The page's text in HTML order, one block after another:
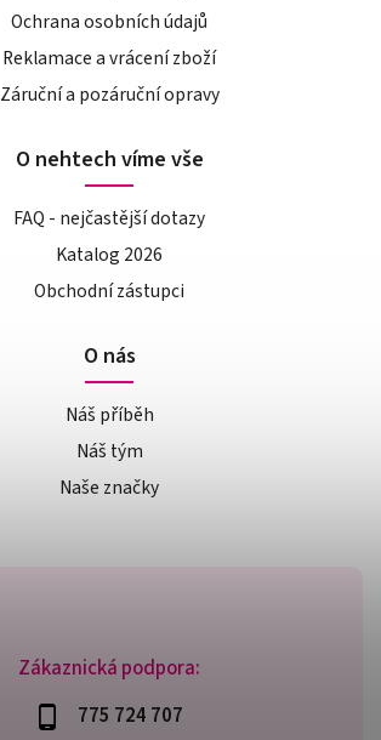
Zákaznická podpora:
775 724 707
Ochrana osobních údajů
Reklamace a vrácení zboží
Záruční a pozáruční opravy
O nehtech víme vše
FAQ - nejčastější dotazy
Katalog 2026
Obchodní zástupci
O nás
Náš příběh
Náš tým
Naše značky